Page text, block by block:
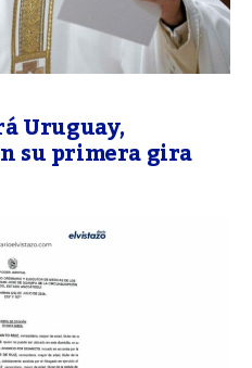
Uruguay,
su primera gira